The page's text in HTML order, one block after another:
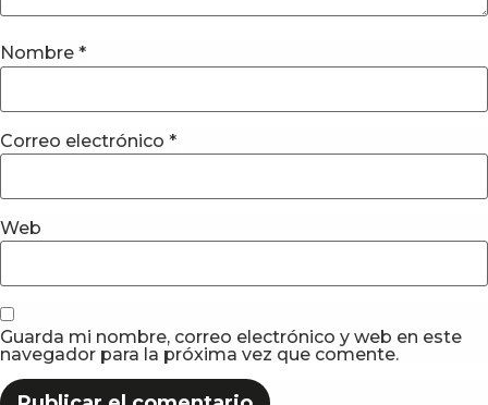
Nombre *
Correo electrónico *
Web
Guarda mi nombre, correo electrónico y web en este
navegador para la próxima vez que comente.